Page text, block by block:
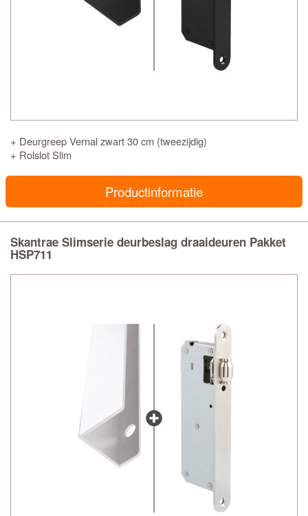
+ Deurgreep Vernal zwart 30 cm (tweezijdig)
+ Rolslot Slim
Productinformatie
Skantrae Slimserie deurbeslag draaideuren Pakket
HSP711